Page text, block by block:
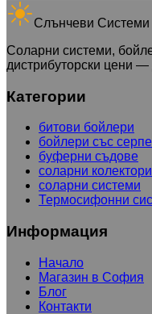
Слънчеви Системи
Соларни системи,
дистрибуторски цени —
Категории
битови бойлери
бойлери със
буферни съдове
соларни колектори
соларни системи
Термосифонни
Информация
Начало
Магазин в София
Блог
Контакти